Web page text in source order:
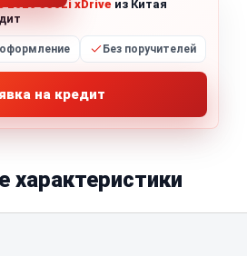
2020 530Li xDrive из Китая
Без поручителей
на кредит
характеристики